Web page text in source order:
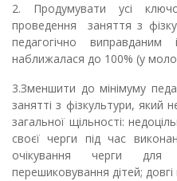
2. Продумувати усі
проведення заняття з
педагогічно
наближалася до 100% (у
3.Зменшити до мінімуму
занятті з фізкультури, який
загальної щільності:
своєї черги під час
очікування черги для
перешиковування дітей;